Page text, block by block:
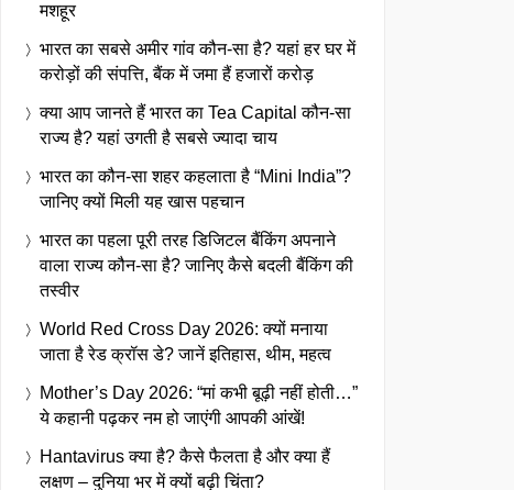
मशहूर
भारत का सबसे अमीर गांव कौन-सा है? यहां हर घर में
करोड़ों की संपत्ति, बैंक में जमा हैं हजारों करोड़
क्या आप जानते हैं भारत का Tea Capital कौन-सा
राज्य है? यहां उगती है सबसे ज्यादा चाय
भारत का कौन-सा शहर कहलाता है “Mini India”?
जानिए क्यों मिली यह खास पहचान
भारत का पहला पूरी तरह डिजिटल बैंकिंग अपनाने
वाला राज्य कौन-सा है? जानिए कैसे बदली बैंकिंग की
तस्वीर
World Red Cross Day 2026: क्यों मनाया
जाता है रेड क्रॉस डे? जानें इतिहास, थीम, महत्व
Mother’s Day 2026: “मां कभी बूढ़ी नहीं होती…”
ये कहानी पढ़कर नम हो जाएंगी आपकी आंखें!
Hantavirus क्या है? कैसे फैलता है और क्या हैं
लक्षण – दुनिया भर में क्यों बढ़ी चिंता?